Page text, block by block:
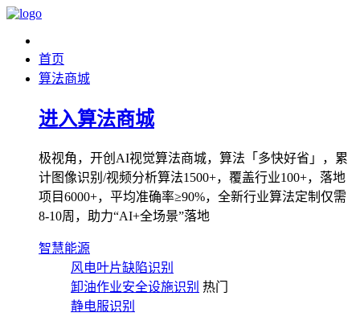
首页
算法商城
进入算法商城
极视角，开创AI视觉算法商城，算法「多快好省」，累
计图像识别/视频分析算法1500+，覆盖行业100+，落地
项目6000+，平均准确率≥90%，全新行业算法定制仅需
8-10周，助力“AI+全场景”落地
智慧能源
风电叶片缺陷识别
卸油作业安全设施识别 热门
静电服识别